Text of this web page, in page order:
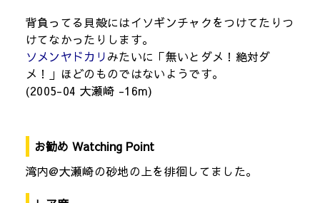
背負ってる貝殻にはイソギンチャクをつけてたりつ
けてなかったりします。
ソメンヤドカリみたいに「無いとダメ！絶対ダ
メ！」ほどのものではないようです。
(2005-04 大瀬崎 -16m)
お勧め Watching Point
湾内@大瀬崎の砂地の上を徘徊してました。